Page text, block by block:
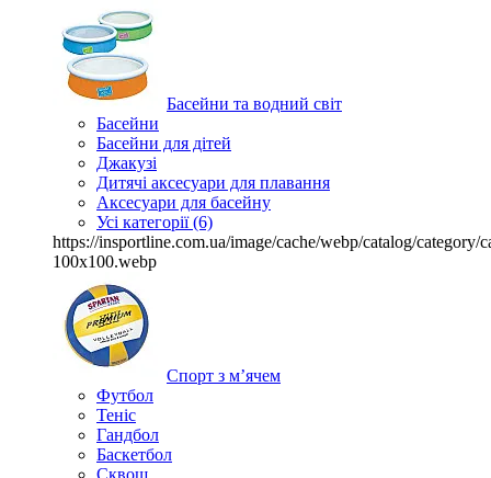
Басейни та водний світ
Басейни
Басейни для дітей
Джакузі
Дитячі аксесуари для плавання
Аксесуари для басейну
Усі категорії (6)
https://insportline.com.ua/image/cache/webp/catalog/category/
100x100.webp
Спорт з м’ячем
Футбол
Теніс
Гандбол
Баскетбол
Сквош